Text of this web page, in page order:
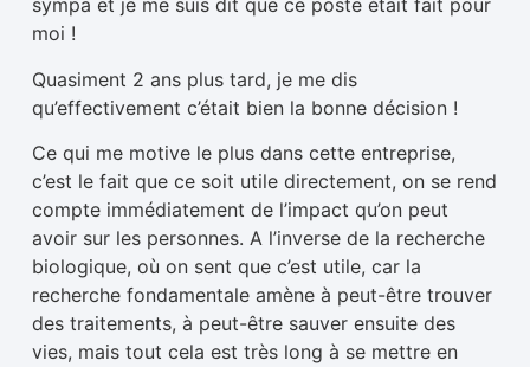
sympa et je me suis dit que ce poste était fait pour
moi !
Quasiment 2 ans plus tard, je me dis
qu’effectivement c’était bien la bonne décision !
Ce qui me motive le plus dans cette entreprise,
c’est le fait que ce soit utile directement, on se rend
compte immédiatement de l’impact qu’on peut
avoir sur les personnes. A l’inverse de la recherche
biologique, où on sent que c’est utile, car la
recherche fondamentale amène à peut-être trouver
des traitements, à peut-être sauver ensuite des
vies, mais tout cela est très long à se mettre en